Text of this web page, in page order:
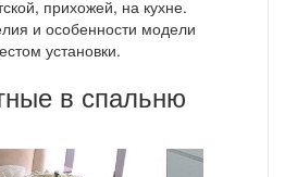
прихожей, на кухне.
и особенности модели
установки.
в спальню